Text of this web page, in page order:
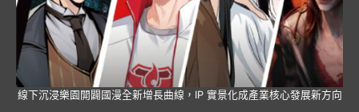
線下沉浸樂園開闢國漫全新增長曲線，IP 實景化成產業核心發展新方向